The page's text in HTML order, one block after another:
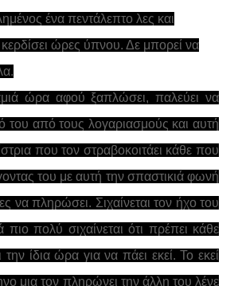
ένα πεντάλεπτο λες και
κερδίσει ώρες ύπνου. Δε μπορεί να
ώρα αφού ξαπλώσει, παλεύει να
του από τους λογαριασμούς και αυτή
που τον στραβοκοιτάει κάθε που
του με αυτή την σπαστικιά φωνή
να πληρώσει. Σιχαίνεται τον ήχο του
πιο πολύ σιχαίνεται ότι πρέπει κάθε
ίδια ώρα για να πάει εκεί. Το εκεί
μια τον πληρώνει την άλλη του λένε